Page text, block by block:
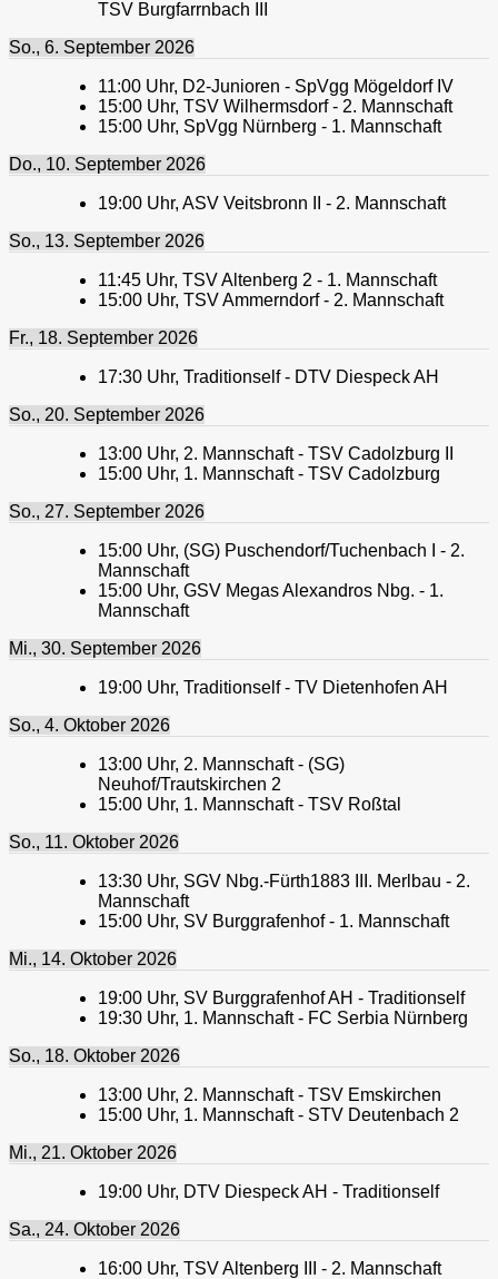
TSV Burgfarrnbach III
So., 6. September 2026
11:00 Uhr, D2-Junioren - SpVgg Mögeldorf IV
15:00 Uhr, TSV Wilhermsdorf - 2. Mannschaft
15:00 Uhr, SpVgg Nürnberg - 1. Mannschaft
Do., 10. September 2026
19:00 Uhr, ASV Veitsbronn II - 2. Mannschaft
So., 13. September 2026
11:45 Uhr, TSV Altenberg 2 - 1. Mannschaft
15:00 Uhr, TSV Ammerndorf - 2. Mannschaft
Fr., 18. September 2026
17:30 Uhr, Traditionself - DTV Diespeck AH
So., 20. September 2026
13:00 Uhr, 2. Mannschaft - TSV Cadolzburg II
15:00 Uhr, 1. Mannschaft - TSV Cadolzburg
So., 27. September 2026
15:00 Uhr, (SG) Puschendorf/Tuchenbach I - 2.
Mannschaft
15:00 Uhr, GSV Megas Alexandros Nbg. - 1.
Mannschaft
Mi., 30. September 2026
19:00 Uhr, Traditionself - TV Dietenhofen AH
So., 4. Oktober 2026
13:00 Uhr, 2. Mannschaft - (SG)
Neuhof/Trautskirchen 2
15:00 Uhr, 1. Mannschaft - TSV Roßtal
So., 11. Oktober 2026
13:30 Uhr, SGV Nbg.-Fürth1883 III. Merlbau - 2.
Mannschaft
15:00 Uhr, SV Burggrafenhof - 1. Mannschaft
Mi., 14. Oktober 2026
19:00 Uhr, SV Burggrafenhof AH - Traditionself
19:30 Uhr, 1. Mannschaft - FC Serbia Nürnberg
So., 18. Oktober 2026
13:00 Uhr, 2. Mannschaft - TSV Emskirchen
15:00 Uhr, 1. Mannschaft - STV Deutenbach 2
Mi., 21. Oktober 2026
19:00 Uhr, DTV Diespeck AH - Traditionself
Sa., 24. Oktober 2026
16:00 Uhr, TSV Altenberg III - 2. Mannschaft